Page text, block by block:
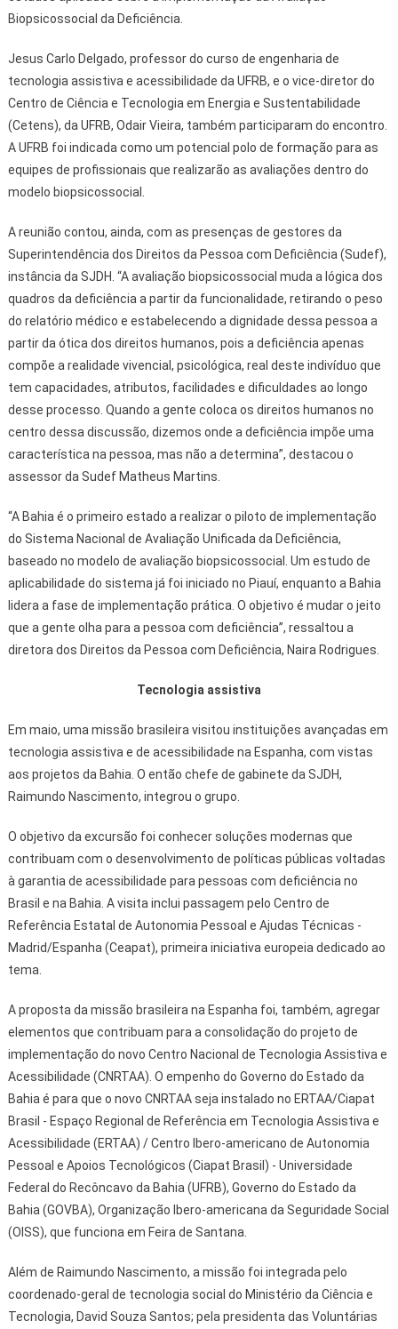
Biopsicossocial da Deficiência.
Jesus Carlo Delgado, professor do curso de engenharia de
tecnologia assistiva e acessibilidade da UFRB, e o vice-diretor do
Centro de Ciência e Tecnologia em Energia e Sustentabilidade
(Cetens), da UFRB, Odair Vieira, também participaram do encontro.
A UFRB foi indicada como um potencial polo de formação para as
equipes de profissionais que realizarão as avaliações dentro do
modelo biopsicossocial.
A reunião contou, ainda, com as presenças de gestores da
Superintendência dos Direitos da Pessoa com Deficiência (Sudef),
instância da SJDH. “A avaliação biopsicossocial muda a lógica dos
quadros da deficiência a partir da funcionalidade, retirando o peso
do relatório médico e estabelecendo a dignidade dessa pessoa a
partir da ótica dos direitos humanos, pois a deficiência apenas
compõe a realidade vivencial, psicológica, real deste indivíduo que
tem capacidades, atributos, facilidades e dificuldades ao longo
desse processo. Quando a gente coloca os direitos humanos no
centro dessa discussão, dizemos onde a deficiência impõe uma
característica na pessoa, mas não a determina”, destacou o
assessor da Sudef Matheus Martins.
“A Bahia é o primeiro estado a realizar o piloto de implementação
do Sistema Nacional de Avaliação Unificada da Deficiência,
baseado no modelo de avaliação biopsicossocial. Um estudo de
aplicabilidade do sistema já foi iniciado no Piauí, enquanto a Bahia
lidera a fase de implementação prática. O objetivo é mudar o jeito
que a gente olha para a pessoa com deficiência”, ressaltou a
diretora dos Direitos da Pessoa com Deficiência, Naira Rodrigues.
Tecnologia assistiva
Em maio, uma missão brasileira visitou instituições avançadas em
tecnologia assistiva e de acessibilidade na Espanha, com vistas
aos projetos da Bahia. O então chefe de gabinete da SJDH,
Raimundo Nascimento, integrou o grupo.
O objetivo da excursão foi conhecer soluções modernas que
contribuam com o desenvolvimento de políticas públicas voltadas
à garantia de acessibilidade para pessoas com deficiência no
Brasil e na Bahia. A visita inclui passagem pelo Centro de
Referência Estatal de Autonomia Pessoal e Ajudas Técnicas -
Madrid/Espanha (Ceapat), primeira iniciativa europeia dedicado ao
tema.
A proposta da missão brasileira na Espanha foi, também, agregar
elementos que contribuam para a consolidação do projeto de
implementação do novo Centro Nacional de Tecnologia Assistiva e
Acessibilidade (CNRTAA). O empenho do Governo do Estado da
Bahia é para que o novo CNRTAA seja instalado no ERTAA/Ciapat
Brasil - Espaço Regional de Referência em Tecnologia Assistiva e
Acessibilidade (ERTAA) / Centro Ibero-americano de Autonomia
Pessoal e Apoios Tecnológicos (Ciapat Brasil) - Universidade
Federal do Recôncavo da Bahia (UFRB), Governo do Estado da
Bahia (GOVBA), Organização Ibero-americana da Seguridade Social
(OISS), que funciona em Feira de Santana.
Além de Raimundo Nascimento, a missão foi integrada pelo
coordenado-geral de tecnologia social do Ministério da Ciência e
Tecnologia, David Souza Santos; pela presidenta das Voluntárias